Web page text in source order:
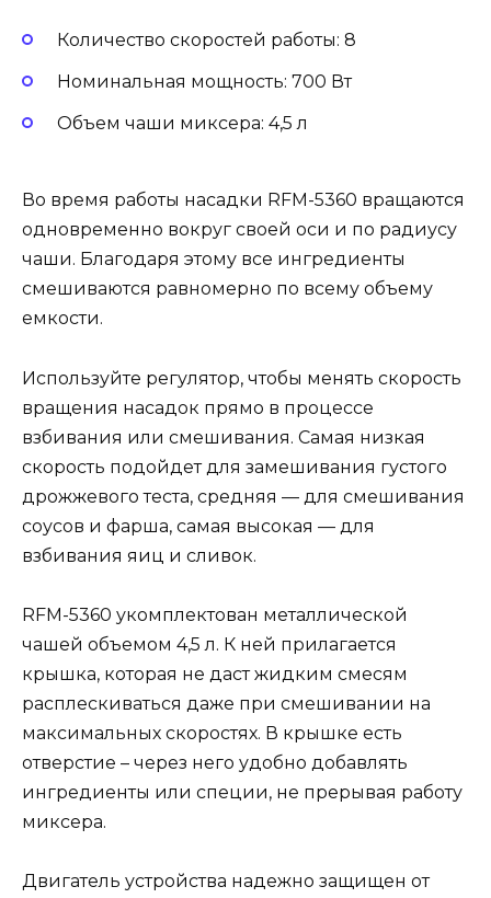
Количество скоростей работы: 8
Номинальная мощность: 700 Вт
Объем чаши миксера: 4,5 л
Во время работы насадки RFM-5360 вращаются
одновременно вокруг своей оси и по радиусу
чаши. Благодаря этому все ингредиенты
смешиваются равномерно по всему объему
емкости.
Используйте регулятор, чтобы менять скорость
вращения насадок прямо в процессе
взбивания или смешивания. Самая низкая
скорость подойдет для замешивания густого
дрожжевого теста, средняя — для смешивания
соусов и фарша, самая высокая — для
взбивания яиц и сливок.
RFM-5360 укомплектован металлической
чашей объемом 4,5 л. К ней прилагается
крышка, которая не даст жидким смесям
расплескиваться даже при смешивании на
максимальных скоростях. В крышке есть
отверстие – через него удобно добавлять
ингредиенты или специи, не прерывая работу
миксера.
Двигатель устройства надежно защищен от